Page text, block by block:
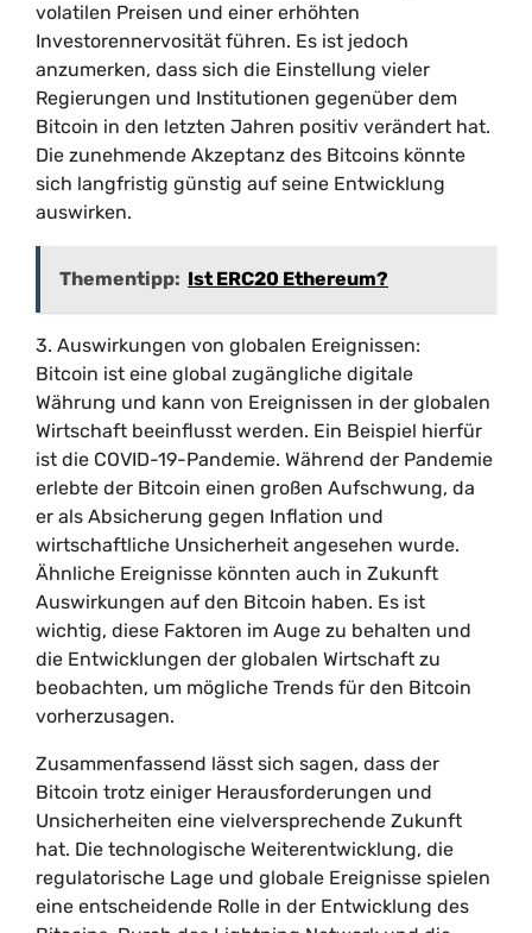
volatilen Preisen und einer erhöhten
Investorennervosität führen. Es ist jedoch
anzumerken, dass sich die Einstellung vieler
Regierungen und Institutionen gegenüber dem
Bitcoin in den letzten Jahren positiv verändert hat.
Die zunehmende Akzeptanz des Bitcoins könnte
sich langfristig günstig auf seine Entwicklung
auswirken.
Thementipp: Ist ERC20 Ethereum?
3. Auswirkungen von globalen Ereignissen:
Bitcoin ist eine global zugängliche digitale
Währung und kann von Ereignissen in der globalen
Wirtschaft beeinflusst werden. Ein Beispiel hierfür
ist die COVID-19-Pandemie. Während der Pandemie
erlebte der Bitcoin einen großen Aufschwung, da
er als Absicherung gegen Inflation und
wirtschaftliche Unsicherheit angesehen wurde.
Ähnliche Ereignisse könnten auch in Zukunft
Auswirkungen auf den Bitcoin haben. Es ist
wichtig, diese Faktoren im Auge zu behalten und
die Entwicklungen der globalen Wirtschaft zu
beobachten, um mögliche Trends für den Bitcoin
vorherzusagen.
Zusammenfassend lässt sich sagen, dass der
Bitcoin trotz einiger Herausforderungen und
Unsicherheiten eine vielversprechende Zukunft
hat. Die technologische Weiterentwicklung, die
regulatorische Lage und globale Ereignisse spielen
eine entscheidende Rolle in der Entwicklung des